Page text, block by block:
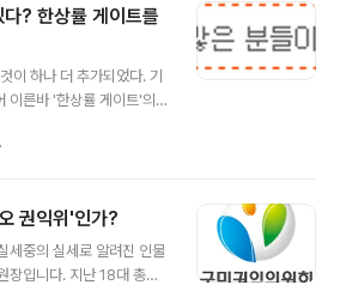
? 한상률 게이트를
이 하나 더 추가되었다. 기
이른바 '한상률 게이트'의
야당은 연일 '한상률 게이
만해도 개인의 비리정도로
면서 기업들에게 부인 명의
것이 표면적인 구속이유
권익위'인가?
세중의 실세로 알려진 인물
장입니다. 지난 18대 총선